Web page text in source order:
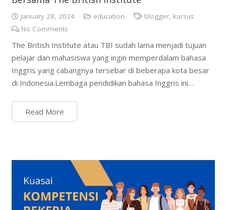
January 28, 2024 education blogger, kursus
No Comments
The British Institute atau TBI sudah lama menjadi tujuan
pelajar dan mahasiswa yang ingin memperdalam bahasa
Inggris yang cabangnya tersebar di beberapa kota besar
di Indonesia.Lembaga pendidikan bahasa Inggris ini…
Read More